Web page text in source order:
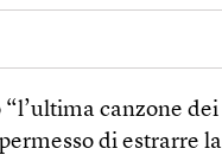
canzone dei
di estrarre la